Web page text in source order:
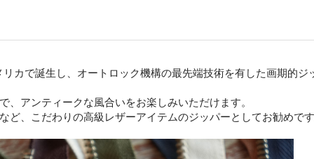
カで誕生し、オートロック機構の最先端技術を有した画期的
、アンティークな風合いをお楽しみいただけます。
ど、こだわりの高級レザーアイテムのジッパーとしてお勧めです